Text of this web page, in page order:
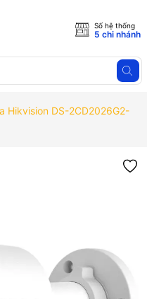
Số hệ thống
5 chi nhánh
Hikvision DS-2CD2026G2-